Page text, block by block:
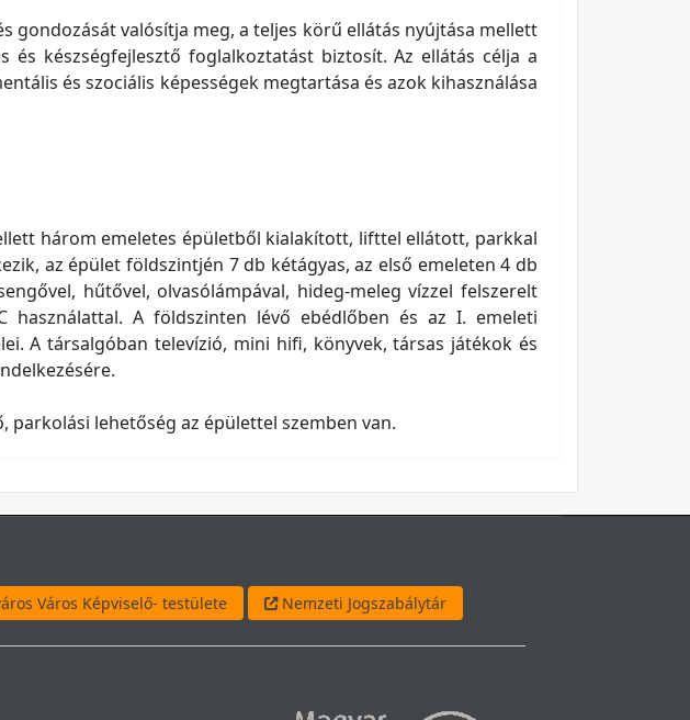
gondozását valósítja meg, a teljes körű ellátás nyújtása mellett
készségfejlesztő foglalkoztatást biztosít. Az ellátás célja a
és szociális képességek megtartása és azok kihasználása
három emeletes épületből kialakított, lifttel ellátott, parkkal
az épület földszintjén 7 db kétágyas, az első emeleten 4 db
hűtővel, olvasólámpával, hideg-meleg vízzel felszerelt
A földszinten lévő ebédlőben és az I. emeleti
A társalgóban televízió, mini hifi, könyvek, társas játékok és
lehetőség az épülettel szemben van.
Város Képviselő- testülete Nemzeti Jogszabálytár